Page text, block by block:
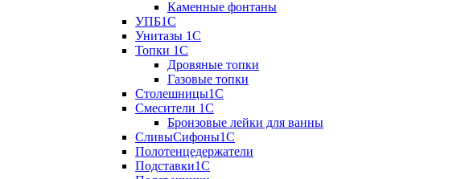
Каменные фонтаны
УПБ1С
Унитазы 1С
Топки 1С
Дровяные топки
Газовые топки
Столешницы1С
Смесители 1С
Бронзовые лейки для ванны
СливыСифоны1С
Полотенцедержатели
Подставки1С